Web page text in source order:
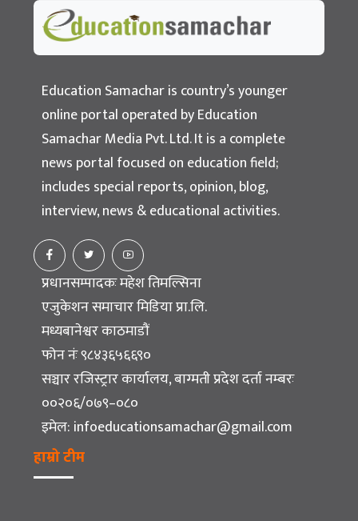
Education Samachar
Nepal's No.1 Educational News Portal
Education Samachar is country’s younger
online portal operated by Education
Samachar Media Pvt. Ltd. It is a complete
news portal focused on education field;
includes special reports, opinion, blog,
interview, news & educational activities.
प्रधानसम्पादकः महेश तिमल्सिना
एजुकेशन समाचार मिडिया प्रा.लि.
मध्यबानेश्वर काठमाडौं
फोन नंः ९८४३६५६६९०
सञ्चार रजिस्ट्रार कार्यालय, बाग्मती प्रदेश दर्ता नम्बरः
००२०६/०७९–०८०
इमेल: infoeducationsamachar@gmail.com
हाम्रो टीम